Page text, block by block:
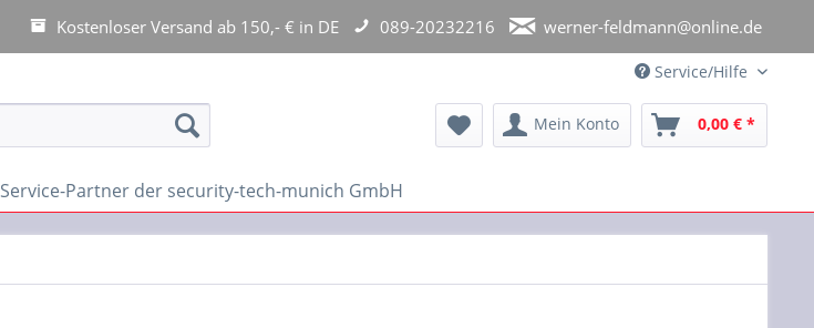
Kostenloser Versand ab 150,- € in DE 089-20232216 werner-feldmann@online.de
Service/Hilfe
Mein Konto 0,00 € *
Service-Partner der security-tech-munich GmbH